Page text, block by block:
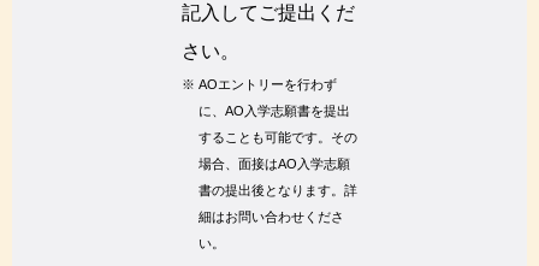
記入してご提出くだ
さい。
※ AOエントリーを行わず
に、AO入学志願書を提出
することも可能です。その
場合、面接はAO入学志願
書の提出後となります。詳
細はお問い合わせくださ
い。